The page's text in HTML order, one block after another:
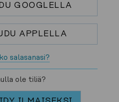
GOOGLELLA
APPLELLA
salasanasi?
ole tiliä?